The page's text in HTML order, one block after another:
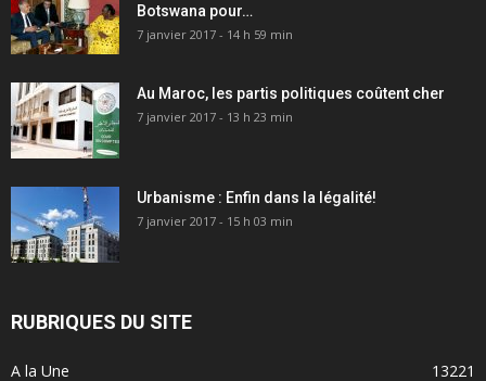
Botswana pour…
7 janvier 2017 - 14 h 59 min
Au Maroc, les partis politiques coûtent cher
7 janvier 2017 - 13 h 23 min
Urbanisme : Enfin dans la légalité!
7 janvier 2017 - 15 h 03 min
RUBRIQUES DU SITE
A la Une 13221